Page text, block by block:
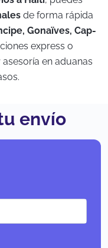
de forma rápida
Gonaïves, Cap-
express o
en aduanas
envío